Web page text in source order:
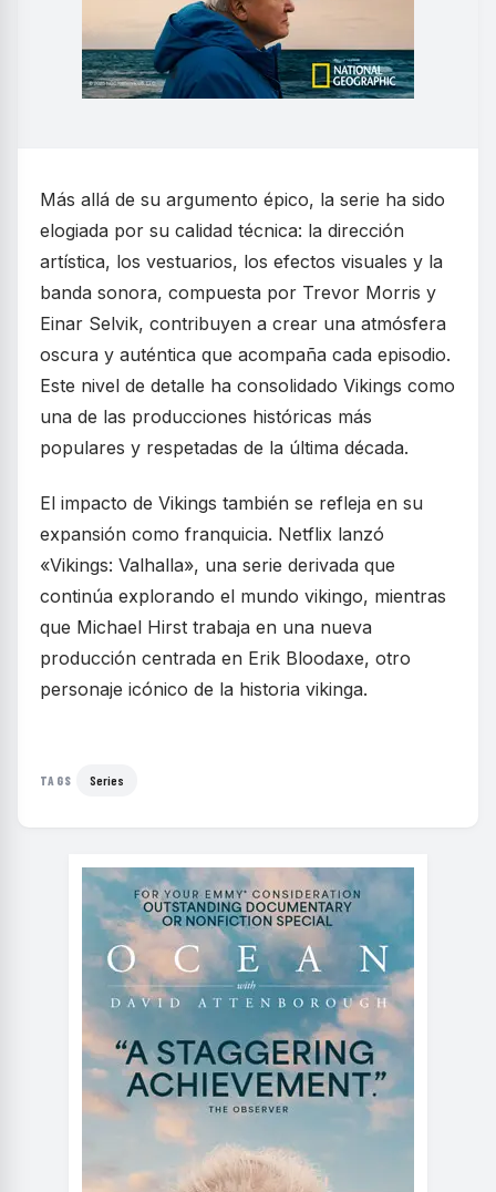
Más allá de su argumento épico, la serie ha sido
elogiada por su calidad técnica: la dirección
artística, los vestuarios, los efectos visuales y la
banda sonora, compuesta por Trevor Morris y
Einar Selvik, contribuyen a crear una atmósfera
oscura y auténtica que acompaña cada episodio.
Este nivel de detalle ha consolidado Vikings como
una de las producciones históricas más
populares y respetadas de la última década.
El impacto de Vikings también se refleja en su
expansión como franquicia. Netflix lanzó
«Vikings: Valhalla», una serie derivada que
continúa explorando el mundo vikingo, mientras
que Michael Hirst trabaja en una nueva
producción centrada en Erik Bloodaxe, otro
personaje icónico de la historia vikinga.
TAGS Series